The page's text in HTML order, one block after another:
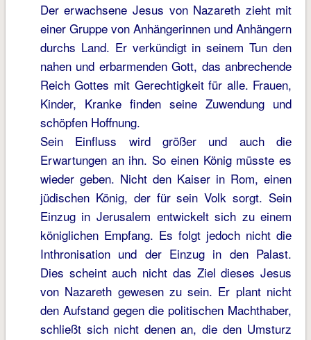
Der erwachsene Jesus von Nazareth zieht mit
einer Gruppe von Anhängerinnen und Anhängern
durchs Land. Er verkündigt in seinem Tun den
nahen und erbarmenden Gott, das anbrechende
Reich Gottes mit Gerechtigkeit für alle. Frauen,
Kinder, Kranke finden seine Zuwendung und
schöpfen Hoffnung.
Sein Einfluss wird größer und auch die
Erwartungen an ihn. So einen König müsste es
wieder geben. Nicht den Kaiser in Rom, einen
jüdischen König, der für sein Volk sorgt. Sein
Einzug in Jerusalem entwickelt sich zu einem
königlichen Empfang. Es folgt jedoch nicht die
Inthronisation und der Einzug in den Palast.
Dies scheint auch nicht das Ziel dieses Jesus
von Nazareth gewesen zu sein. Er plant nicht
den Aufstand gegen die politischen Machthaber,
schließt sich nicht denen an, die den Umsturz